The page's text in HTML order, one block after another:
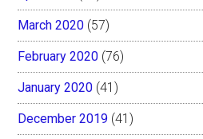
March 2020 (57)
February 2020 (76)
January 2020 (41)
December 2019 (41)